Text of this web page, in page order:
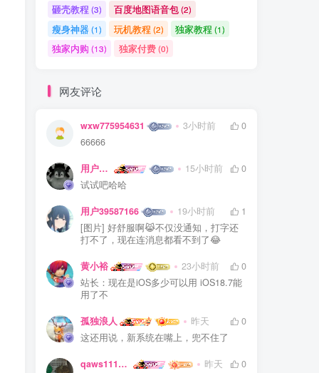
砸壳教程 (3) 百度地图语音包(2)
瘦身神器(1) 玩机教程 (2) 独家教程 (1)
独家内购 (13) 独家付费(0)
网友评论
wxw775954631 3小时前
0
66666
用户45289622 15小时前
0
试试吧哈哈
用户39587166 19小时前
1
[图片] 好舒服啊😹不仅没通知，打字还
打不了，现在连消息都看不到了😂
黄小裕 23小时前
0
站长：现在是iOS多少可以用 iOS18.7能
用了不
孤独浪人 昨天
0
这还用说，新系统在嘴上，兜不住了
qaws111879 昨天
0